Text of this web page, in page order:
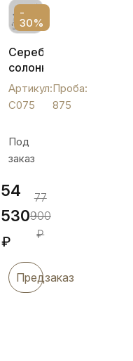
-
30%
Серебряная
солонка
"Соло",
С075
Артикул:
С075
Проба:
875
Под
заказ
54
530
₽
77
900
₽
Предзаказ